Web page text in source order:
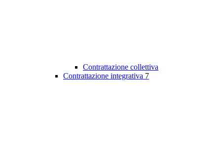
Contrattazione collettiva
Contrattazione integrativa 7